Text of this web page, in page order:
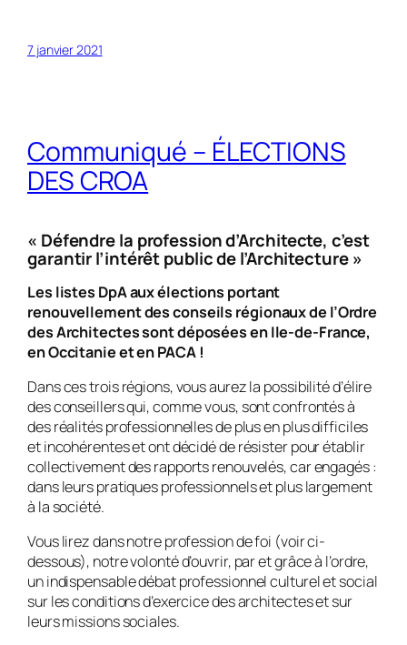
7 janvier 2021
Communiqué – ÉLECTIONS
DES CROA
« Défendre la profession d’Architecte, c’est
garantir l’intérêt public de l’Architecture »
Les listes DpA aux élections portant
renouvellement des conseils régionaux de l’Ordre
des Architectes sont déposées en Ile-de-France,
en Occitanie et en PACA !
Dans ces trois régions, vous aurez la possibilité d’élire
des conseillers qui, comme vous, sont confrontés à
des réalités professionnelles de plus en plus difficiles
et incohérentes et ont décidé de résister pour établir
collectivement des rapports renouvelés, car engagés :
dans leurs pratiques professionnels et plus largement
à la société.
Vous lirez dans notre profession de foi (voir ci-
dessous), notre volonté d’ouvrir, par et grâce à l’ordre,
un indispensable débat professionnel culturel et social
sur les conditions d’exercice des architectes et sur
leurs missions sociales.